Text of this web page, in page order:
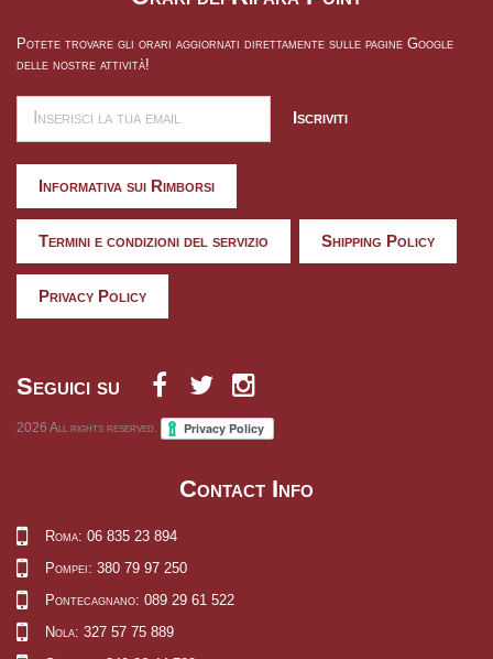
Potete trovare gli orari aggiornati direttamente sulle pagine Google
delle nostre attività!
Iscriviti
Informativa sui Rimborsi
Termini e condizioni del servizio Shipping Policy
Privacy Policy
Seguici su
2026 All rights reserved.
Contact Info
Roma: 06 835 23 894
Pompei: 380 79 97 250
Pontecagnano: 089 29 61 522
Nola: 327 57 75 889